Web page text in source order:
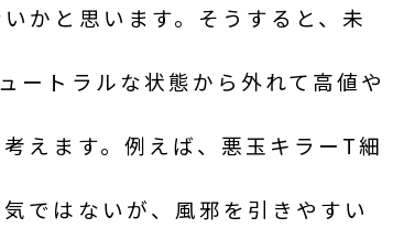
かと思います。そうすると、未
ートラルな状態から外れて高値や
えます。例えば、悪玉キラーT細
ではないが、風邪を引きやすい